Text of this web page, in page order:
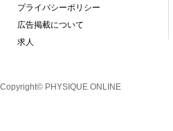
プライバシーポリシー
広告掲載について
求人
Copyright© PHYSIQUE ONLINE